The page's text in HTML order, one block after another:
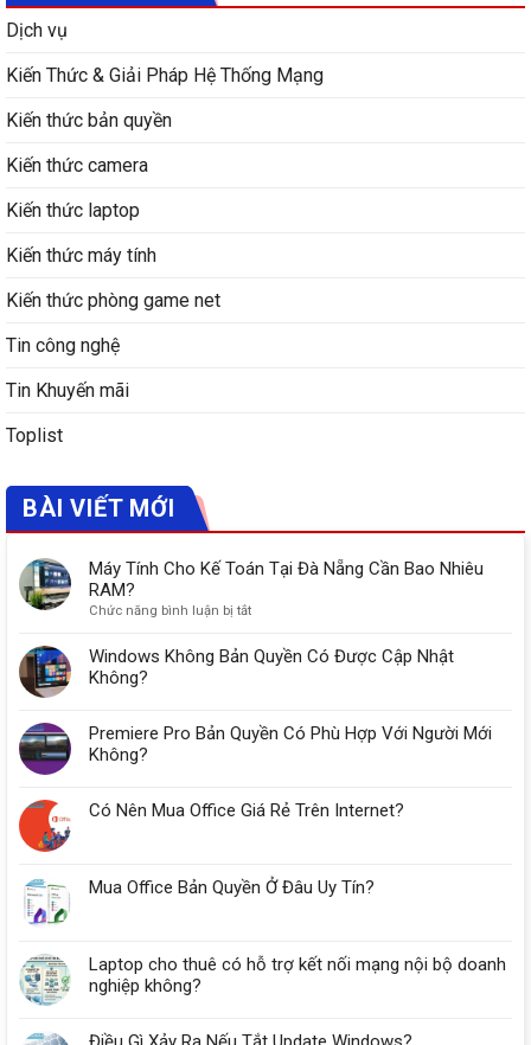
Dịch vụ
Kiến Thức & Giải Pháp Hệ Thống Mạng
Kiến thức bản quyền
Kiến thức camera
Kiến thức laptop
Kiến thức máy tính
Kiến thức phòng game net
Tin công nghệ
Tin Khuyến mãi
Toplist
BÀI VIẾT MỚI
Máy Tính Cho Kế Toán Tại Đà Nẵng Cần Bao Nhiêu
RAM?
Chức năng bình luận bị tắtở
Tính
Tại
Bao
Windows Không Bản Quyền Có Được Cập Nhật
Không?
Premiere Pro Bản Quyền Có Phù Hợp Với Người Mới
Không?
Có Nên Mua Office Giá Rẻ Trên Internet?
Mua Office Bản Quyền Ở Đâu Uy Tín?
Laptop cho thuê có hỗ trợ kết nối mạng nội bộ doanh
nghiệp không?